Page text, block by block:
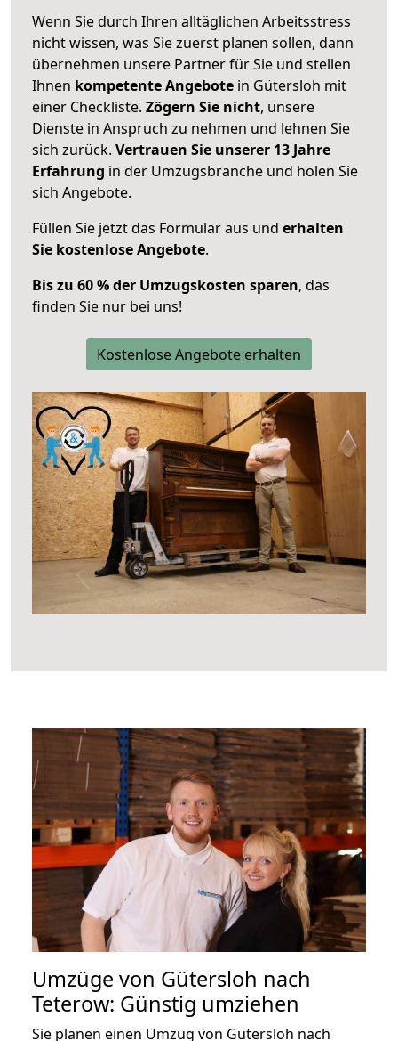
Wenn Sie durch Ihren alltäglichen Arbeitsstress
nicht wissen, was Sie zuerst planen sollen, dann
übernehmen unsere Partner für Sie und stellen
Ihnen kompetente Angebote in Gütersloh mit
einer Checkliste. Zögern Sie nicht, unsere
Dienste in Anspruch zu nehmen und lehnen Sie
sich zurück. Vertrauen Sie unserer 13 Jahre
Erfahrung in der Umzugsbranche und holen Sie
sich Angebote.
Füllen Sie jetzt das Formular aus und erhalten
Sie kostenlose Angebote.
Bis zu 60 % der Umzugskosten sparen, das
finden Sie nur bei uns!
Kostenlose Angebote erhalten
Umzüge von Gütersloh nach
Teterow: Günstig umziehen
Sie planen einen Umzug von Gütersloh nach